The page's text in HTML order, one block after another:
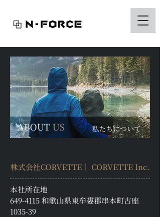
私たちについて
​ABOUT US
株式会社CORVETTE│ CORVETTE Inc.
本社所在地
649-4115 和歌山県東牟婁郡串本町古座
1035-39